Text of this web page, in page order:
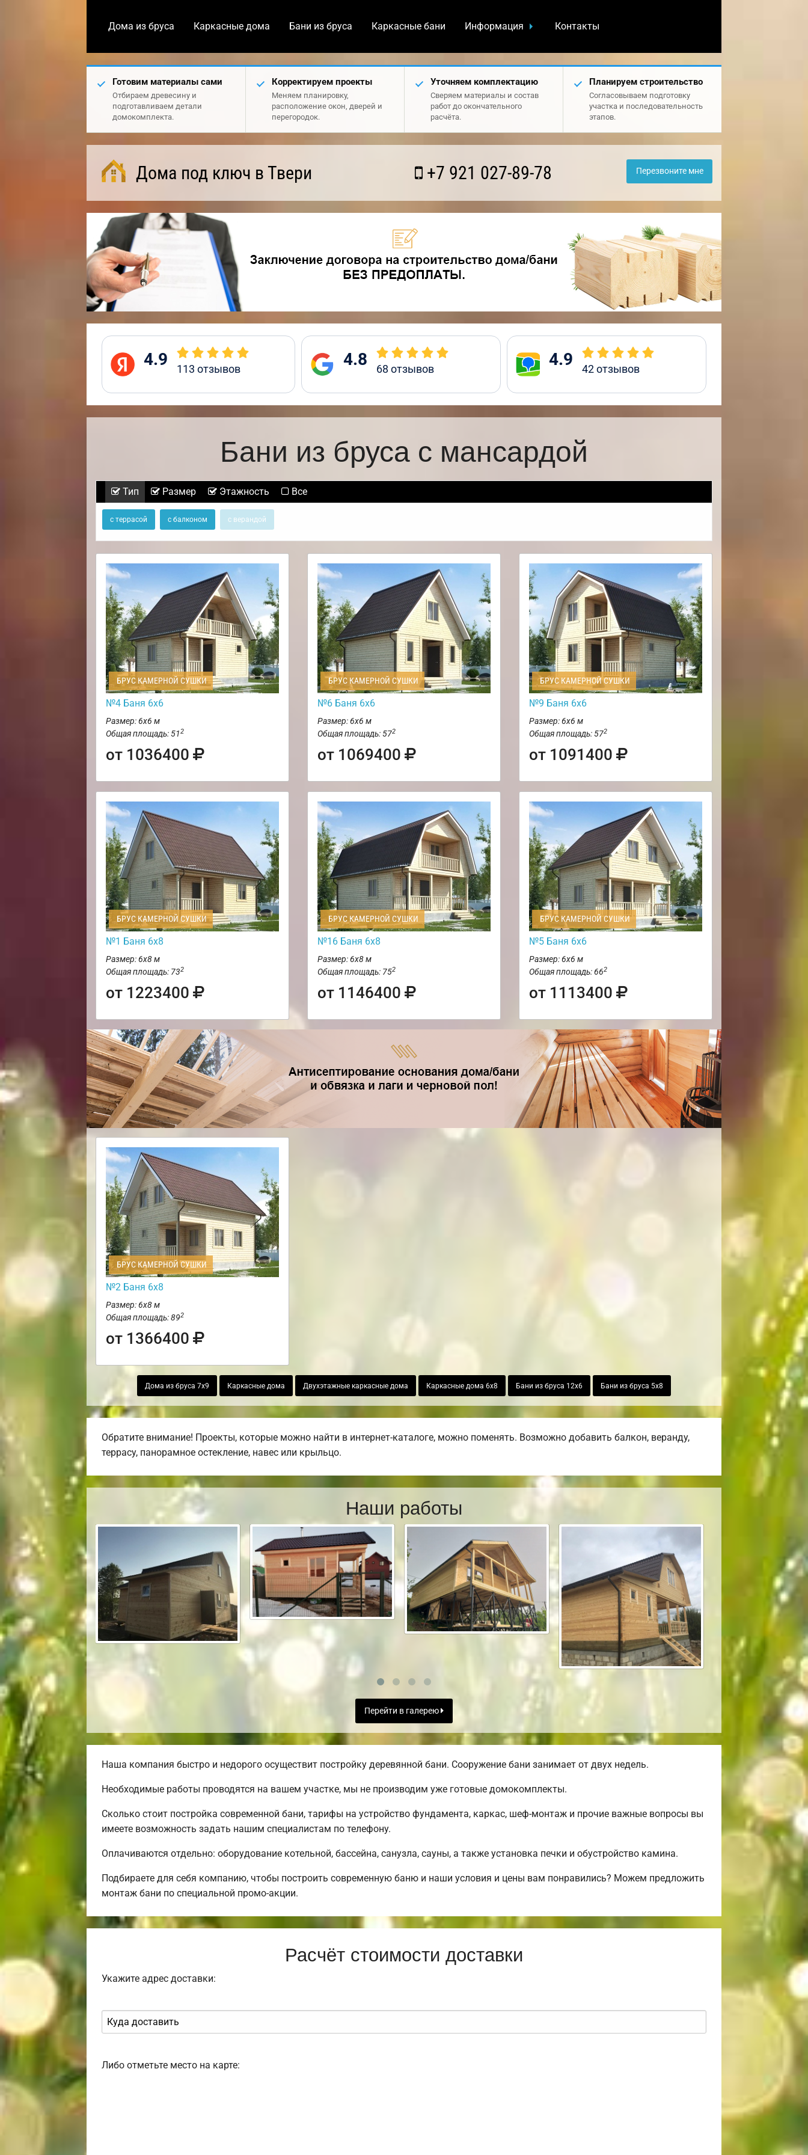
Дома из бруса Каркасные дома Бани из бруса Каркасные бани Информация Контакты
Готовим материалы сами
Отбираем древесину и
подготавливаем детали
домокомплекта.
Корректируем проекты
Меняем планировку,
расположение окон, дверей и
перегородок.
Уточняем комплектацию
Сверяем материалы и состав
работ до окончательного
расчёта.
Планируем строительство
Согласовываем подготовку
участка и последовательность
этапов.
Дома под ключ в Твери +7 921 027-89-78 Перезвоните мне
4.9 113 отзывов 4.8 68 отзывов 4.9 42отзывов
Бани из бруса с мансардой
Тип Размер Этажность Все
с террасой с балконом с верандой
БРУС КАМЕРНОЙ СУШКИ
№4 Баня 6х6
Размер: 6х6 м
Общая площадь: 512
от 1036400
БРУС КАМЕРНОЙ СУШКИ
№6 Баня 6х6
Размер: 6х6 м
Общая площадь: 572
от 1069400
БРУС КАМЕРНОЙ СУШКИ
№9 Баня 6х6
Размер: 6х6 м
Общая площадь: 572
от 1091400
БРУС КАМЕРНОЙ СУШКИ
№1 Баня 6х8
Размер: 6х8 м
Общая площадь: 732
от 1223400
БРУС КАМЕРНОЙ СУШКИ
№16 Баня 6х8
Размер: 6х8 м
Общая площадь: 752
от 1146400
БРУС КАМЕРНОЙ СУШКИ
№5 Баня 6х6
Размер: 6х6 м
Общая площадь: 662
от 1113400
БРУС КАМЕРНОЙ СУШКИ
№2 Баня 6х8
Размер: 6х8 м
Общая площадь: 892
от 1366400
Дома из бруса 7х9 Каркасные дома Двухэтажные каркасные дома Каркасные дома 6х8 Бани из бруса 12х6 Бани из бруса 5х8
Обратите внимание! Проекты, которые можно найти в интернет-каталоге, можно поменять. Возможно добавить балкон, веранду,
террасу, панорамное остекление, навес или крыльцо.
Наши работы
Перейти в галерею
Наша компания быстро и недорого осуществит постройку деревянной бани. Сооружение бани занимает от двух недель.
Необходимые работы проводятся на вашем участке, мы не производим уже готовые домокомплекты.
Сколько стоит постройка современной бани, тарифы на устройство фундамента, каркас, шеф-монтаж и прочие важные вопросы вы
имеете возможность задать нашим специалистам по телефону.
Оплачиваются отдельно: оборудование котельной, бассейна, санузла, сауны, а также установка печки и обустройство камина.
Подбираете для себя компанию, чтобы построить современную баню и наши условия и цены вам понравились? Можем предложить
монтаж бани по специальной промо-акции.
Расчёт стоимости доставки
Укажите адрес доставки:
Либо отметьте место на карте: